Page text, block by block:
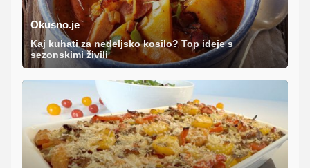
Okusno.je
Kaj kuhati za nedeljsko kosilo? Top ideje s
sezonskimi živili